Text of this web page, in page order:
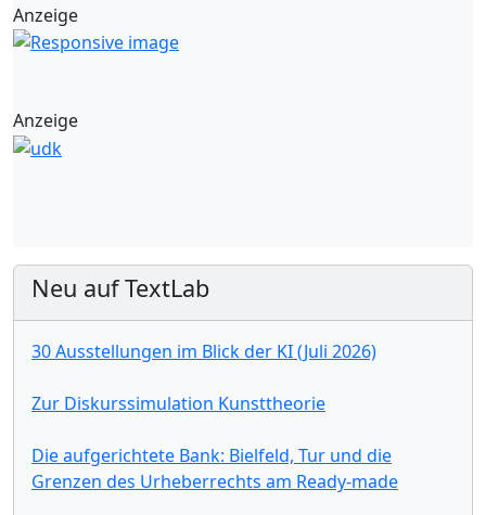
Anzeige
Anzeige
Neu auf TextLab
30 Ausstellungen im Blick der KI (Juli 2026)
Zur Diskurssimulation Kunsttheorie
Die aufgerichtete Bank: Bielfeld, Tur und die
Grenzen des Urheberrechts am Ready-made